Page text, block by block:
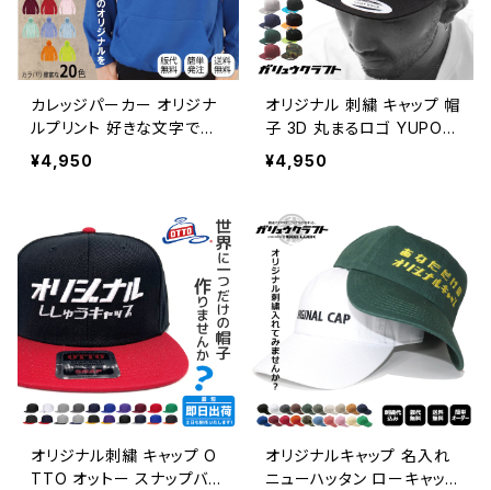
カレッジパーカー オリジナ
ルプリント 好きな文字でオ
リジナルパーカーが作れる！
¥4,950
オリジナル 刺繍 キャップ 帽
子 3D 丸まるロゴ YUPOO
NGユーポン 人気 漢字 工
務店 工場 大工 職人 企業
景品 プレゼント セミオーダ
ー オーダーメイド 還暦 誕
生日 贈り物 別注 立体刺繍
スナップバック
¥4,950
オリジナル刺繍 キャップ O
TTO オットー スナップバッ
オリジナルキャップ 名入れ
ニューハッタン ローキャッ